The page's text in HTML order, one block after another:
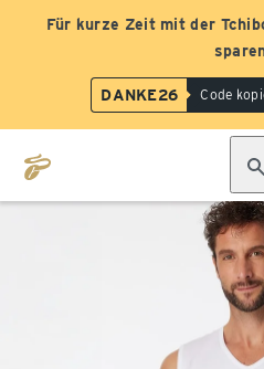
Für kurze Zeit mit der
DANKE26 Code